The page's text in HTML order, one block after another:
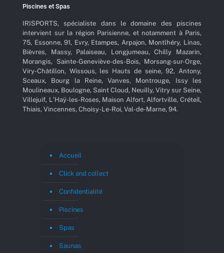
Piscines et Spas
IRISPORTS, spécialiste dans le domaine des piscines
intervient sur la région Parisienne, et notamment à Paris,
75, Essonne, 91, Evry, Etampes, Arpajon, Montlhéry, Linas,
Bièvres, Massy, Palaiseau, Longjumeau, Chilly Mazarin,
Morangis, Sainte-Geneviève-des-Bois, Morsang-sur-Orge,
Viry-Châtillon, Wissous, les Hauts de seine, 92, Antony,
Sceaux, Bourg la Reine, Vanves, Montrouge, Issy les
Moulineaux, Boulogne, Saint Cloud, Neuilly, Vitry sur Seine,
Villejuif, L'Haÿ-les-Roses, Maison Alfort, Alfortville, Créteil,
Thiais, Vincennes, Choisy-Le-Roi, Val-de-Marne, 94.
Accueil
Click and collect
Confidentialité
Piscines
Spas
Saunas